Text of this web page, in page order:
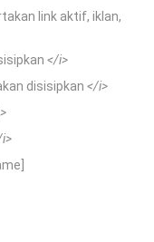
link aktif, iklan,
</i>
disisipkan </i>